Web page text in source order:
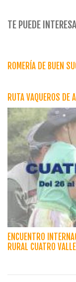
TE PUEDE
ROMERÍA DE BUEN
RUTA VAQUEROS DE
ENCUENTRO
RURAL CUATRO